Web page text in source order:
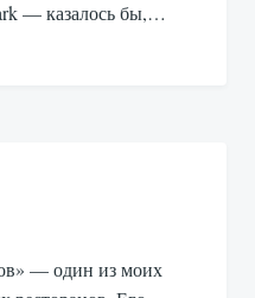
— казалось бы,…
— один из моих